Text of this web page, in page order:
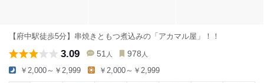
【府中駅徒歩5分】串焼きともつ煮込みの「アカマル屋」！！
3.09 51 人 978 人
￥2,000～￥2,999 ￥2,000～￥2,999